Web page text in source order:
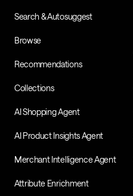
Search & Autosuggest
Browse
Recommendations
Collections
AI Shopping Agent
AI Product Insights Agent
Merchant Intelligence Agent
Attribute Enrichment